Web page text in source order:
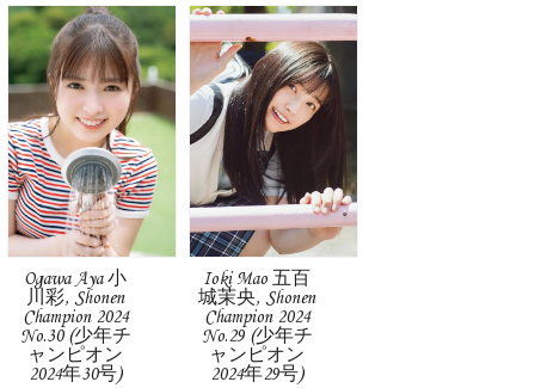
Ogawa Aya 小
川彩, Shonen
Champion 2024
No.30 (少年チ
ャンピオン
2024年30号)
Ioki Mao 五百
城茉央, Shonen
Champion 2024
No.29 (少年チ
ャンピオン
2024年29号)